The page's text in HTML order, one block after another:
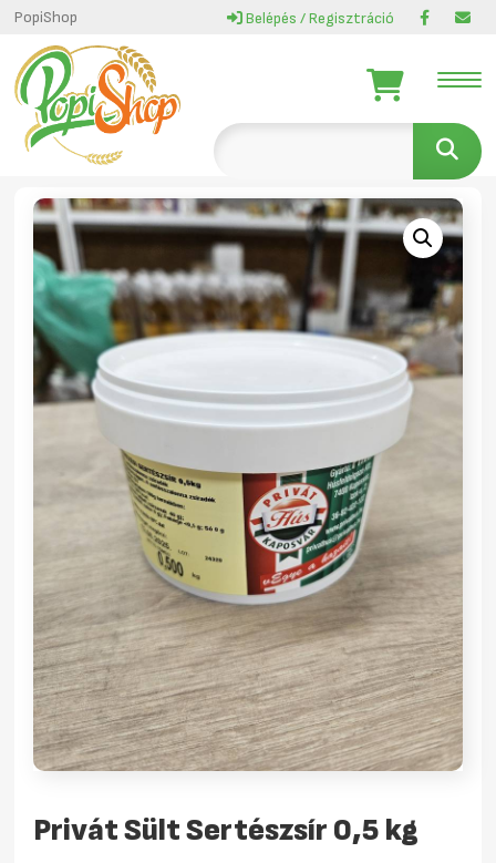
PopiShop Belépés / Regisztráció
Privát Sült Sertészsír 0,5 kg